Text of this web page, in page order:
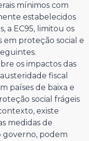
mínimos com
estabelecidos
a EC95, limitou os
em proteção social e
os impactos das
fiscal
países de baixa e
social frágeis
existe
medidas de
governo, podem